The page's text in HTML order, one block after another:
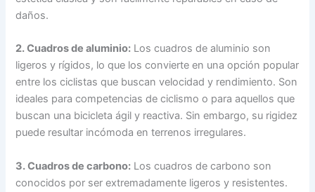
daños.
2. Cuadros de aluminio: Los cuadros de aluminio son
ligeros y rígidos, lo que los convierte en una opción popular
entre los ciclistas que buscan velocidad y rendimiento. Son
ideales para competencias de ciclismo o para aquellos que
buscan una bicicleta ágil y reactiva. Sin embargo, su rigidez
puede resultar incómoda en terrenos irregulares.
3. Cuadros de carbono: Los cuadros de carbono son
conocidos por ser extremadamente ligeros y resistentes.